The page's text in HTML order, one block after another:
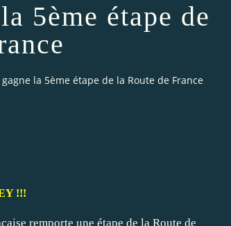
5ème étape de
gagne la 5ème étape de la Route de France
!!!
remporte une étape de la Route de